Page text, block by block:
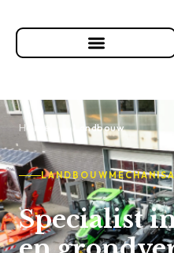
Home Landbouw
Specialist